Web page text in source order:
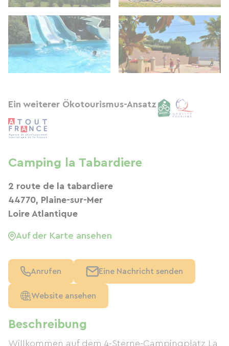
Beschreibung
Willkommen auf dem 4-Sterne-Campingplatz La
Ein weiterer Ökotourismus-Ansatz
Camping la Tabardiere
2 route de la tabardiere
44770, Plaine-sur-Mer
Loire Atlantique
Auf der Karte ansehen
Anrufen Eine Nachricht senden
Website ansehen